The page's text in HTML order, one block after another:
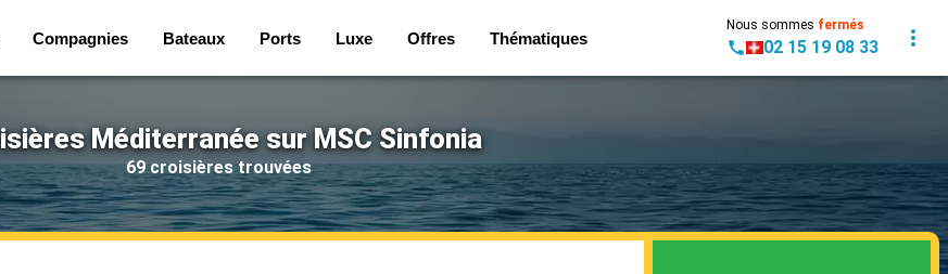
Compagnies Bateaux Ports Luxe Offres Thématiques
Nous sommes fermés
02 15 19 08 33
Méditerranée sur MSC Sinfonia
69 croisières trouvées